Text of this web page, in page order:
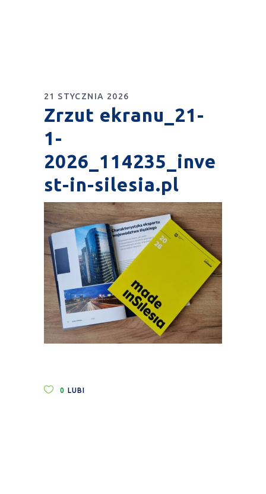
21 STYCZNIA 2026
Zrzut ekranu_21-
1-
2026_114235_inve
st-in-silesia.pl
0 LUBI